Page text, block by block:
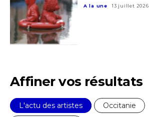
A la une 13 juillet 2026
Affiner vos résultats
L'actu des artistes
Occitanie